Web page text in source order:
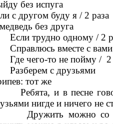
без испуга
с другом буду я / 2 раза
без друга
трудно одному / 2
вместе с вами
чего-то не пойму / 2
с друзьями
тот же
и в песне
нигде и ничего не
можно со